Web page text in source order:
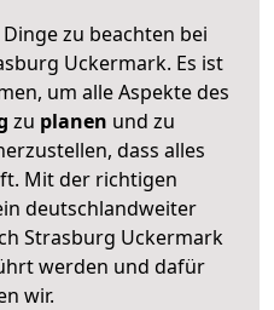
zu beachten bei
Uckermark. Es ist
um alle Aspekte des
zu planen und zu
dass alles
Mit der richtigen
deutschlandweiter
Strasburg Uckermark
werden und dafür
wir.